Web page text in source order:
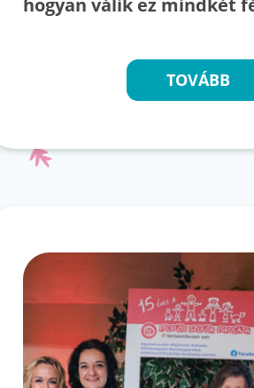
hogyan válik ez mindkét
TOVÁBB